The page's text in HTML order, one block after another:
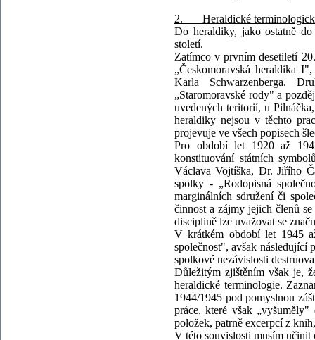
2. Heraldické terminologické
Do heraldiky, jako ostatně
století.
Zatímco v prvním desetiletí
„Českomoravská heraldika
Karla Schwarzenberga.
„Staromoravské rody" a
uvedených teritorií, u
heraldiky nejsou v těchto
projevuje ve všech popisech
Pro období let 1920 až
konstituování státních
Václava Vojtíška, Dr. Jiřího
spolky - „Rodopisná
marginálních sdružení či
činnost a zájmy jejich členů
disciplině lze uvažovat se
V krátkém období let 1945
společnost", avšak následující
spolkové nezávislosti
Důležitým zjištěním však je,
heraldické terminologie.
1944/1945 pod pomyslnou
práce, které však
položek, patrně excerpcí z
V této souvislosti musím